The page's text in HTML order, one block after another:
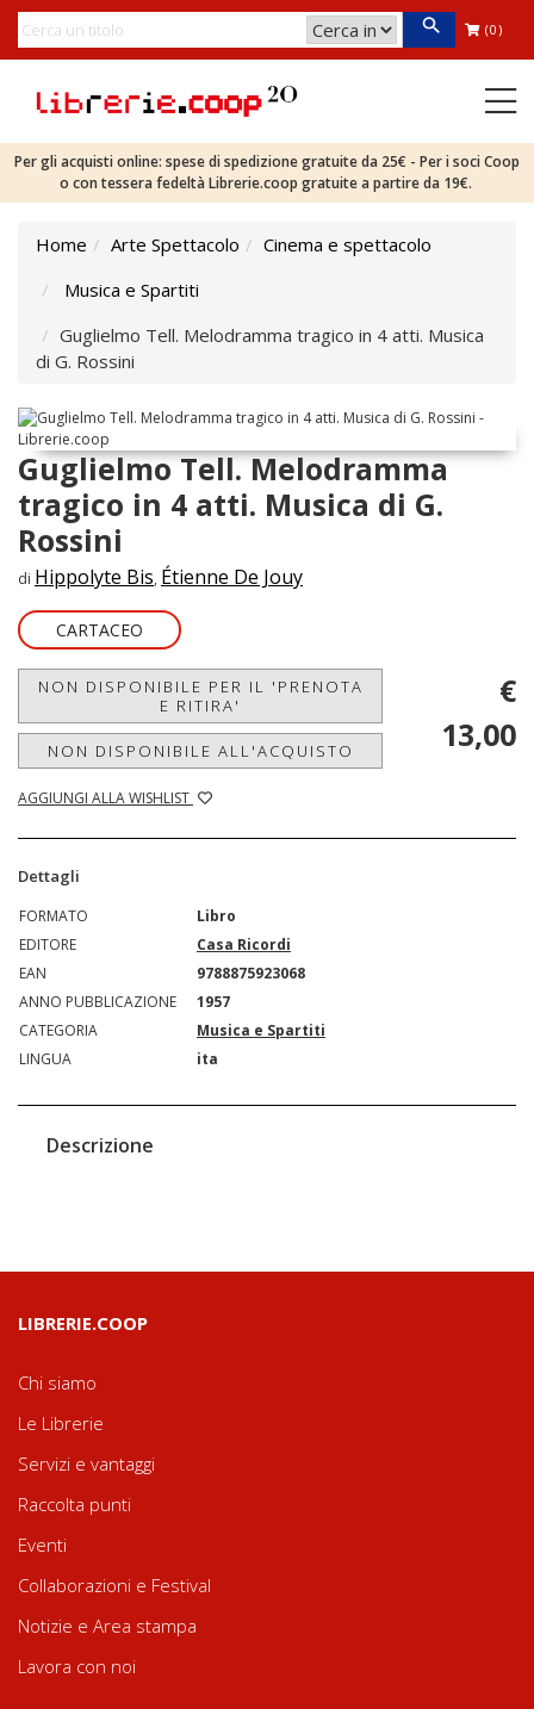
(0)
Per gli acquisti online: spese di spedizione gratuite da 25€ - Per i soci Coop
o con tessera fedeltà Librerie.coop gratuite a partire da 19€.
Home Arte Spettacolo
Cinema e spettacolo
Musica e Spartiti
Guglielmo Tell. Melodramma tragico in 4 atti. Musica
di G. Rossini
Guglielmo Tell. Melodramma
tragico in 4 atti. Musica di G.
Rossini
di Hippolyte Bis, Étienne De Jouy
CARTACEO
NON DISPONIBILE PER IL 'PRENOTA
E RITIRA'
NON DISPONIBILE ALL'ACQUISTO
AGGIUNGI ALLA WISHLIST
€
13,00
Dettagli
FORMATO
Libro
EDITORE
Casa Ricordi
EAN
9788875923068
ANNO PUBBLICAZIONE
1957
CATEGORIA
Musica e Spartiti
LINGUA
ita
Descrizione
LIBRERIE.COOP
Chi siamo
Le Librerie
Servizi e vantaggi
Raccolta punti
Eventi
Collaborazioni e Festival
Notizie e Area stampa
Lavora con noi